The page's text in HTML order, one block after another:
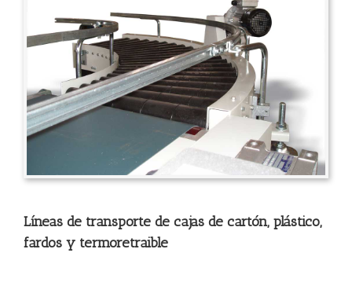
Líneas de transporte de cajas de cartón, plástico,
fardos y termoretraible